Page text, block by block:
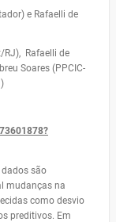
e Rafaelli de
RJ), Rafaelli de
Soares (PPCIC-
são
mudanças na
como desvio
preditivos. Em